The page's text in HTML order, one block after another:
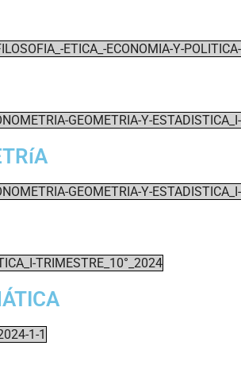
ETICA_-ECONOMIA-Y-
GEOMETRIA-Y-
GEOMETRIA-Y-
TRIMESTRE_10°_2024
1-1